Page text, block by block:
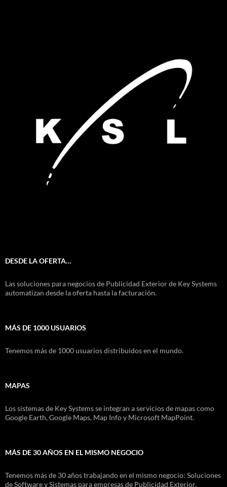
DESDE LA OFERTA…
Las soluciones para negocios de Publicidad Exterior de Key Systems
automatizan desde la oferta hasta la facturación.
MÁS DE 1000 USUARIOS
Tenemos más de 1000 usuarios distribuidos en el mundo.
MAPAS
Los sistemas de Key Systems se integran a servicios de mapas como
Google Earth, Google Maps, Map Info y Microsoft MapPoint.
MÁS DE 30 AÑOS EN EL MISMO NEGOCIO
Tenemos más de 30 años trabajando en el mismo negocio: Soluciones
de Software y Sistemas para empresas de Publicidad Exterior.